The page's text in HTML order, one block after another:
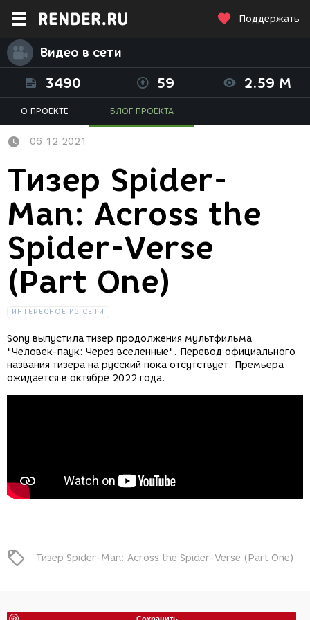
Поддержать
Видео в сети
3490 59 2.59 M
О ПРОЕКТЕ БЛОГ ПРОЕКТА
06.12.2021
Тизер Spider-
Man: Across the
Spider-Verse
(Part One)
ИНТЕРЕСНОЕ ИЗ СЕТИ
Sony выпустила тизер продолжения мультфильма
"Человек-паук: Через вселенные". Перевод официального
названия тизера на русский пока отсутствует. Премьера
ожидается в октябре 2022 года.
Тизер Spider-Man: Across the Spider-Verse (Part One)